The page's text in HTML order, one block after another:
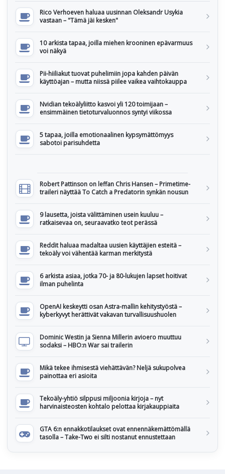
Rico Verhoeven haluaa uusinnan Oleksandr Usykia
vastaan – "Tämä jäi kesken"
10 arkista tapaa, joilla miehen krooninen epävarmuus
voi näkyä
Pii-hiiliakut tuovat puhelimiin jopa kahden päivän
käyttöajan – mutta niissä piilee vaikea vaihtokauppa
Nvidian tekoälyliitto kasvoi yli 120 toimijaan –
ensimmäinen tietoturvaluonnos syntyi viikossa
5 tapaa, joilla emotionaalinen kypsymättömyys
sabotoi parisuhdetta
Robert Pattinson on leffan Chris Hansen – Primetime-
traileri näyttää To Catch a Predatorin synkän nousun
9 lausetta, joista välittäminen usein kuuluu –
ratkaisevaa on, seuraavatko teot perässä
Reddit haluaa madaltaa uusien käyttäjien esteitä –
tekoäly voi vähentää karman merkitystä
6 arkista asiaa, jotka 70- ja 80-lukujen lapset hoitivat
ilman puhelinta
OpenAI keskeytti osan Astra-mallin kehitystyöstä –
kyberkyvyt herättivät vakavan turvallisuushuolen
Dominic Westin ja Sienna Millerin avioero muuttuu
sodaksi – HBO:n War sai trailerin
Mikä tekee ihmisestä viehättävän? Neljä sukupolvea
painottaa eri asioita
Tekoäly-yhtiö silppusi miljoonia kirjoja – nyt
harvinaisteosten kohtalo pelottaa kirjakauppiaita
GTA 6:n ennakkotilaukset ovat ennennäkemättömällä
tasolla – Take-Two ei silti nostanut ennustettaan